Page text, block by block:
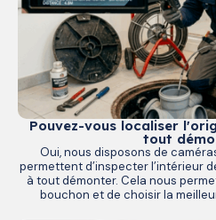
Pouvez-vous localiser
tout
Oui, nous disposons de
permettent d’inspecter l’intérieur
à tout démonter. Cela nous
bouchon et de choisir la